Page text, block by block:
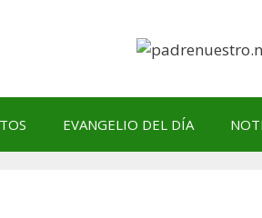
EVANGELIO DEL DÍA